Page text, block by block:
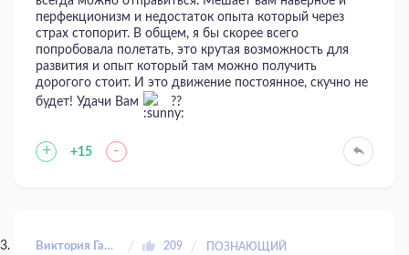
перфекционизм и недостаток опыта который через
страх стопорит. В общем, я бы скорее всего
попробовала полетать, это крутая возможность для
развития и опыт который там можно получить
дорогого стоит. И это движение постоянное, скучно не
будет! Удачи Вам
??
+ +15 -
Виктория Гальперина 209 ПОЗНАЮЩИЙ